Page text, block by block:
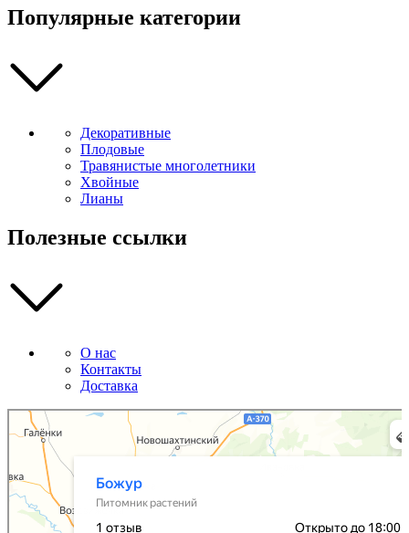
Популярные категории
Декоративные
Плодовые
Травянистые многолетники
Хвойные
Лианы
Полезные ссылки
О нас
Контакты
Доставка
Божур
Питомник растений в Приморском крае